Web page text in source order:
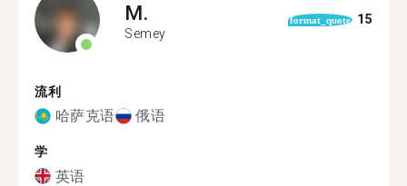
M.
Semey
format_quote 15
流利
哈萨克语 俄语
学
英语